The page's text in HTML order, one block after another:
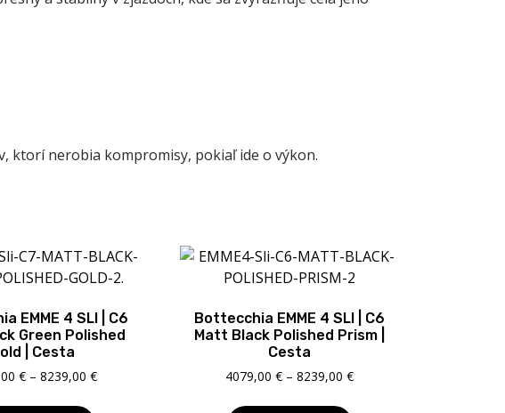
ktorí nerobia kompromisy, pokiaľ ide o výkon.
EMME 4 SLI | C6
Green Polished
| Cesta
€ – 8239,00 €Price
Bottecchia EMME 4 SLI | C6
Matt Black Polished Prism |
Cesta
4079,00€ – 8239,00€Price